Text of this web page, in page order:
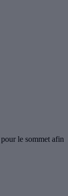
le sommet afin